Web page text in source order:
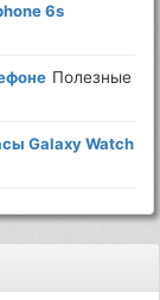
6s
Полезные
Galaxy Watch